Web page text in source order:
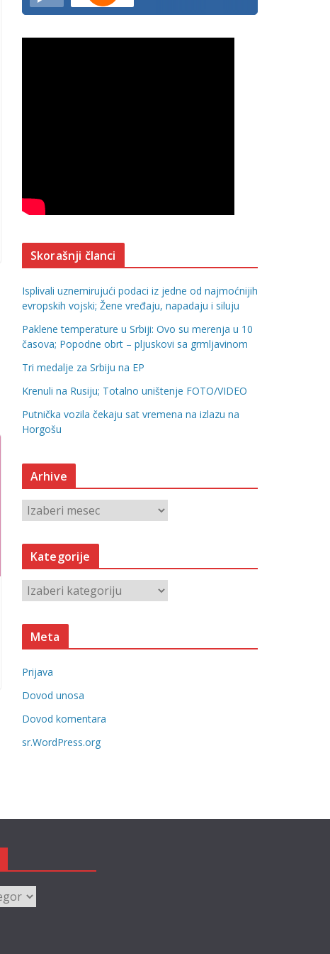
Skorašnji članci
Isplivali uznemirujući podaci iz jedne od najmoćnijih
evropskih vojski; Žene vređaju, napadaju i siluju
Paklene temperature u Srbiji: Ovo su merenja u 10
časova; Popodne obrt – pljuskovi sa grmljavinom
Tri medalje za Srbiju na EP
Krenuli na Rusiju; Totalno uništenje FOTO/VIDEO
Putnička vozila čekaju sat vremena na izlazu na
Horgošu
Arhive
r
h
v
Kategorije
a
t
o
r
i
e
Meta
Prijava
Dovod unosa
Dovod komentara
sr.WordPress.org